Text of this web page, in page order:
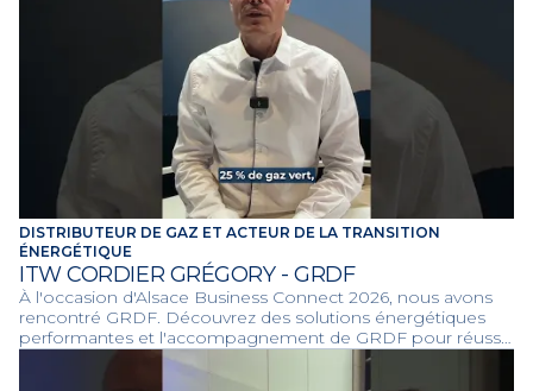
DISTRIBUTEUR DE GAZ ET ACTEUR DE LA TRANSITION
ÉNERGÉTIQUE
ITW CORDIER GRÉGORY - GRDF
À l'occasion d'Alsace Business Connect 2026, nous avons
rencontré GRDF. Découvrez des solutions énergétiques
performantes et l'accompagnement de GRDF pour réussir
la décarbonation de vos projets et du territoire.